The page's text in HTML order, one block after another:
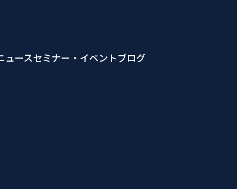
ュースセミナー・イベントブログ